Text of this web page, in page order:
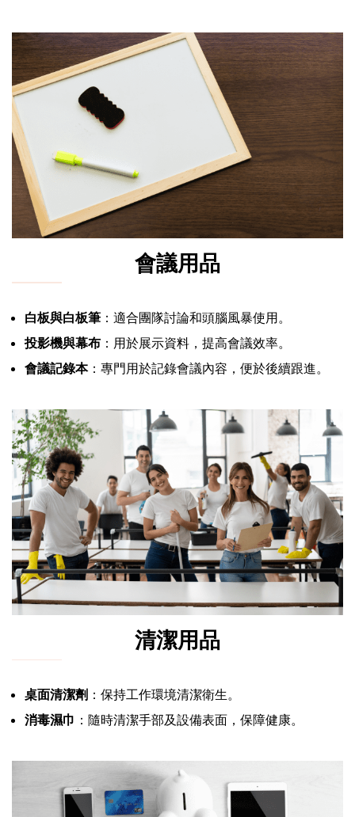
會議用品
白板與白板筆 ：適合團隊討論和頭腦風暴使用。
投影機與幕布 ：用於展示資料，提高會議效率。
會議記錄本：專門用於記錄會議內容，便於後續跟進。
清潔用品
桌面清潔劑 ：保持工作環境清潔衛生。
消毒濕巾 ：隨時清潔手部及設備表面，保障健康。